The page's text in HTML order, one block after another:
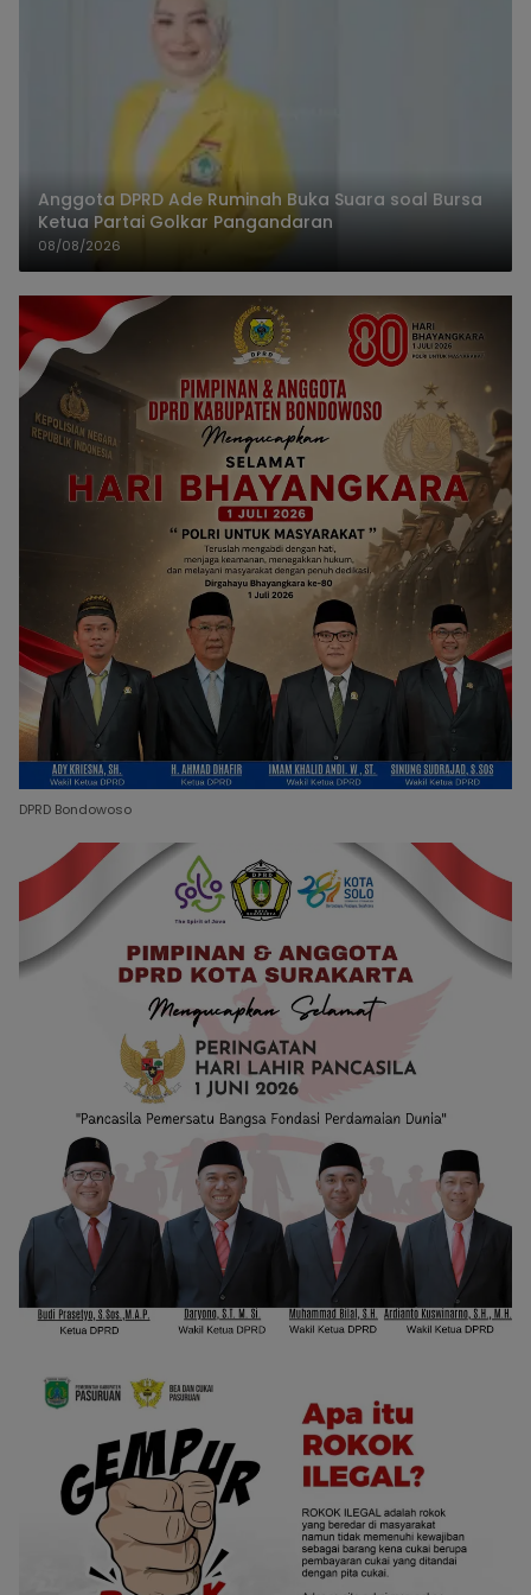
Anggota DPRD Ade Ruminah Buka Suara soal Bursa
Ketua Partai Golkar Pangandaran
08/08/2026
DPRD Bondowoso